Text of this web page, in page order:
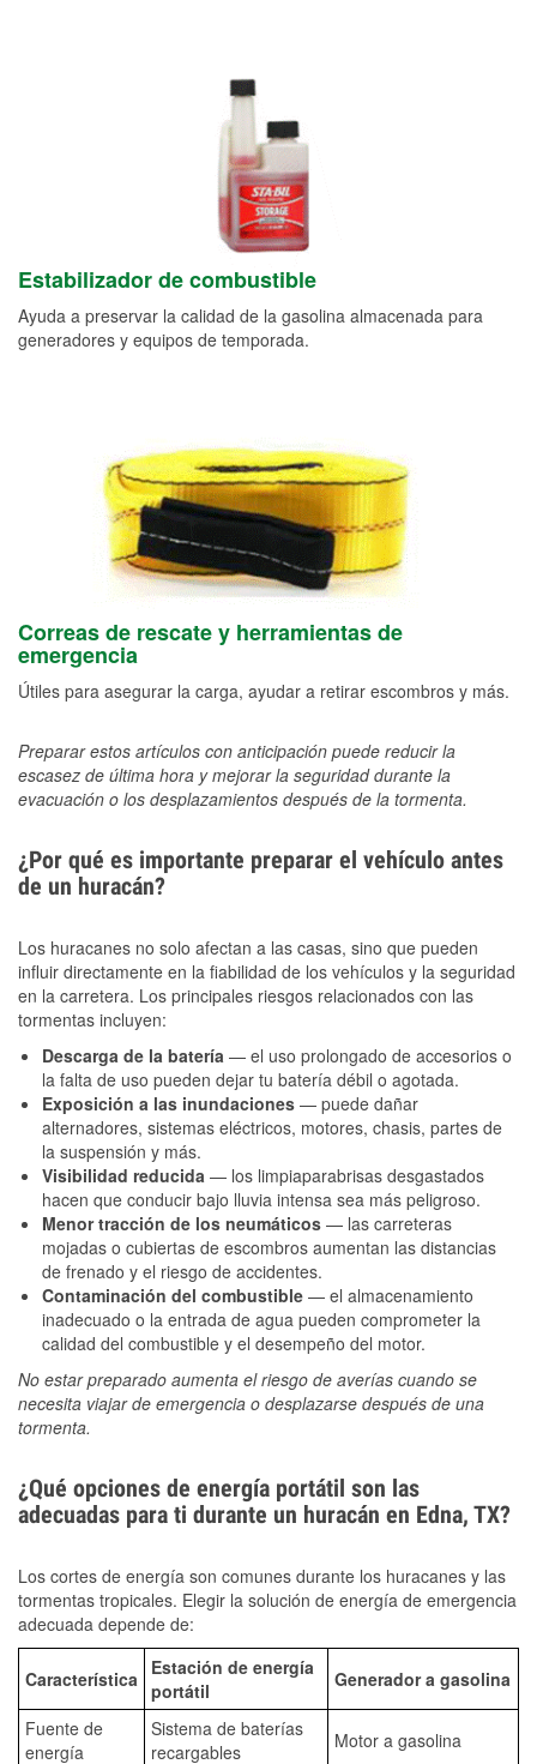
Estabilizador de combustible
Ayuda a preservar la calidad de la gasolina almacenada para
generadores y equipos de temporada.
Correas de rescate y herramientas de
emergencia
Útiles para asegurar la carga, ayudar a retirar escombros y más.
Preparar estos artículos con anticipación puede reducir la
escasez de última hora y mejorar la seguridad durante la
evacuación o los desplazamientos después de la tormenta.
¿Por qué es importante preparar el vehículo antes
de un huracán?
Los huracanes no solo afectan a las casas, sino que pueden
influir directamente en la fiabilidad de los vehículos y la seguridad
en la carretera. Los principales riesgos relacionados con las
tormentas incluyen:
Descarga de la batería — el uso prolongado de accesorios o
la falta de uso pueden dejar tu batería débil o agotada.
Exposición a las inundaciones — puede dañar
alternadores, sistemas eléctricos, motores, chasis, partes de
la suspensión y más.
Visibilidad reducida — los limpiaparabrisas desgastados
hacen que conducir bajo lluvia intensa sea más peligroso.
Menor tracción de los neumáticos — las carreteras
mojadas o cubiertas de escombros aumentan las distancias
de frenado y el riesgo de accidentes.
Contaminación del combustible — el almacenamiento
inadecuado o la entrada de agua pueden comprometer la
calidad del combustible y el desempeño del motor.
No estar preparado aumenta el riesgo de averías cuando se
necesita viajar de emergencia o desplazarse después de una
tormenta.
¿Qué opciones de energía portátil son las
adecuadas para ti durante un huracán en Edna, TX?
Los cortes de energía son comunes durante los huracanes y las
tormentas tropicales. Elegir la solución de energía de emergencia
adecuada depende de:
Característica
Estación de energía
portátil
Generador a gasolina
Fuente de
energía
Sistema de baterías
recargables
Motor a gasolina